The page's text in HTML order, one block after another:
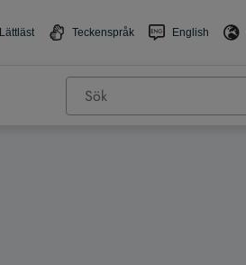
Lättläst Teckenspråk English